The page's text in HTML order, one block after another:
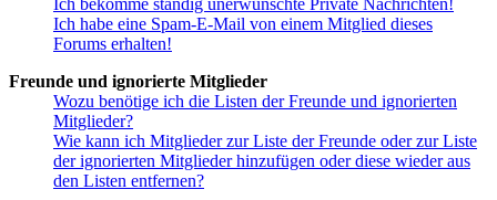
Ich habe eine Spam-E-Mail von einem Mitglied dieses
Forums erhalten!
Freunde und ignorierte Mitglieder
Wozu benötige ich die Listen der Freunde und ignorierten
Mitglieder?
Wie kann ich Mitglieder zur Liste der Freunde oder zur Liste
der ignorierten Mitglieder hinzufügen oder diese wieder aus
den Listen entfernen?